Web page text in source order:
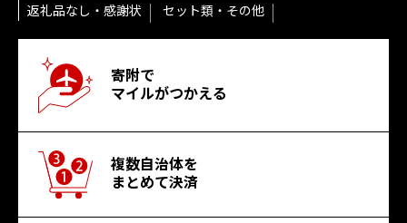
返礼品なし・感謝状
セット類・その他
寄附で
マイルがつかえる
複数自治体を
まとめて決済